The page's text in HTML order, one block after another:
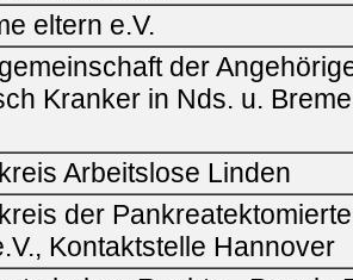
eltern e.V.
der
Kranker in Nds. u.
Arbeitslose Linden
der
Kontaktstelle Hannover